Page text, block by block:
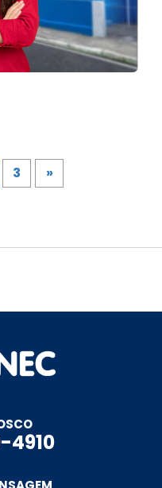
3 »
4910